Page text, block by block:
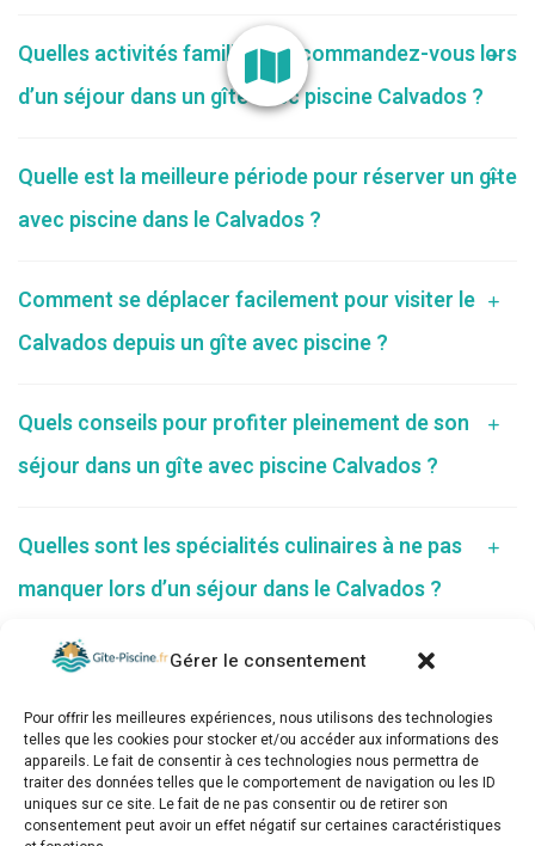
Gérer le consentement
Pour offrir les meilleures expériences, nous utilisons des technologies
telles que les cookies pour stocker et/ou accéder aux informations des
appareils. Le fait de consentir à ces technologies nous permettra de
traiter des données telles que le comportement de navigation ou les ID
uniques sur ce site. Le fait de ne pas consentir ou de retirer son
consentement peut avoir un effet négatif sur certaines caractéristiques
Quelles activités familiales recommandez-vous lors
d’un séjour dans un gîte avec piscine Calvados ?
Quelle est la meilleure période pour réserver un gîte
avec piscine dans le Calvados ?
Comment se déplacer facilement pour visiter le
Calvados depuis un gîte avec piscine ?
Quels conseils pour profiter pleinement de son
séjour dans un gîte avec piscine Calvados ?
Quelles sont les spécialités culinaires à ne pas
manquer lors d’un séjour dans le Calvados ?